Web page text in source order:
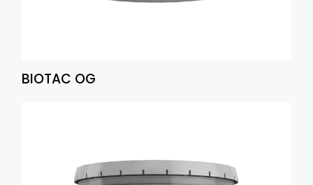
BIOTAC OG